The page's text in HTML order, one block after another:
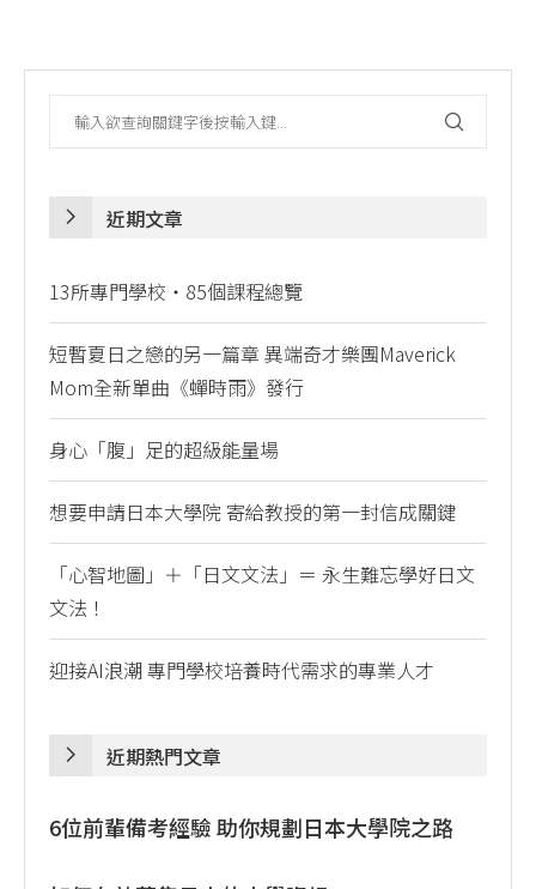
近期文章
13所專門學校・85個課程總覽
短暫夏日之戀的另一篇章 異端奇才樂團Maverick
Mom全新單曲《蟬時雨》發行
身心「腹」足的超級能量場
想要申請日本大學院 寄給教授的第一封信成關鍵
「心智地圖」＋「日文文法」＝ 永生難忘學好日文
文法！
迎接AI浪潮 專門學校培養時代需求的專業人才
近期熱門文章
6位前輩備考經驗 助你規劃日本大學院之路